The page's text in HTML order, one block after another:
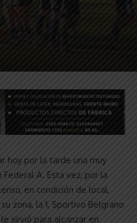
hoy por la tarde una muy
A. Esta vez, por la
en condición de local,
zona, la 1, Sportivo Belgrano
sirvió para alcanzar en